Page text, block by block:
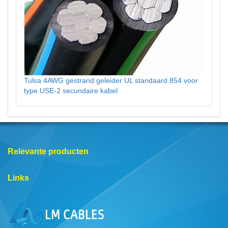
Tulsa 4AWG gestrand geleider UL standaard 854 voor
type USE-2 secundaire kabel
Relevante producten
Links